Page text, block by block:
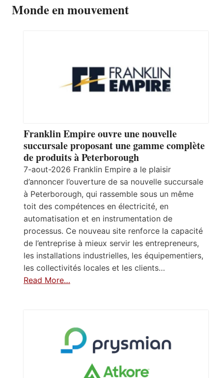
Monde en mouvement
Franklin Empire ouvre une nouvelle
succursale proposant une gamme complète
de produits à Peterborough
7-aout-2026 Franklin Empire a le plaisir
d’annoncer l’ouverture de sa nouvelle succursale
à Peterborough, qui rassemble sous un même
toit des compétences en électricité, en
automatisation et en instrumentation de
processus. Ce nouveau site renforce la capacité
de l’entreprise à mieux servir les entrepreneurs,
les installations industrielles, les équipementiers,
les collectivités locales et les clients…
Read More…